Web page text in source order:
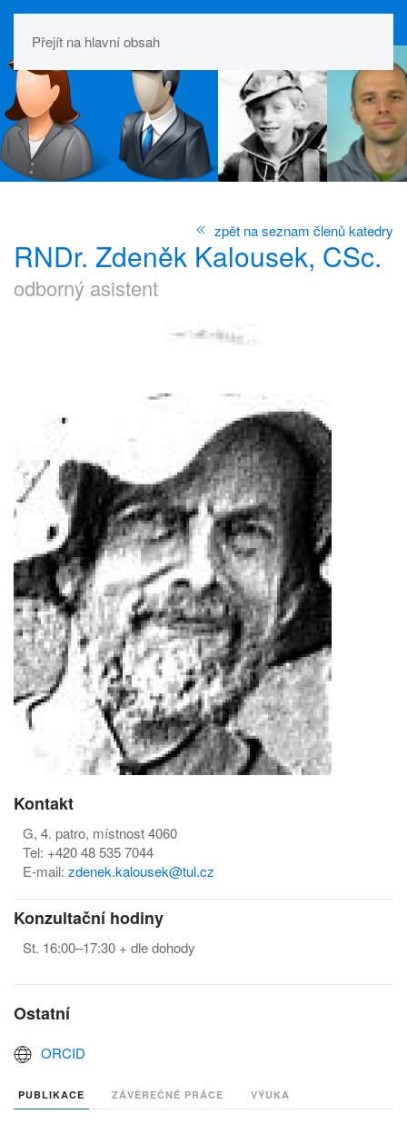
Přejít na hlavní obsah
zpět na seznam členů katedry
RNDr. Zdeněk Kalousek, CSc.
odborný asistent
Kontakt
G, 4. patro, místnost 4060
Tel: +420 48 535 7044
E-mail: zdenek.kalousek@tul.cz
Konzultační hodiny
St. 16:00–17:30 + dle dohody
Ostatní
ORCID
PUBLIKACE ZÁVĚREČNÉ PRÁCE VÝUKA